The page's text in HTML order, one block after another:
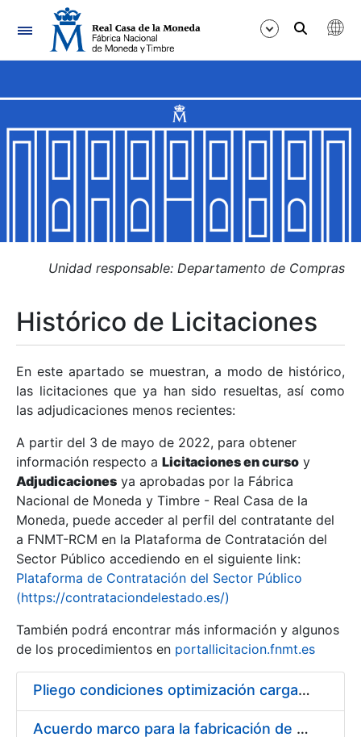
Navegación
Mostrar/Ocultar
Mostrar/Ocultar
Mostrar/Ocultar
Mostrar/Ocultar
Mostrar/Ocultar
Mostrar/Ocultar
Unidad responsable: Departamento de Compras
Histórico de Licitaciones
En este apartado se muestran, a modo de histórico,
las licitaciones que ya han sido resueltas, así como
las adjudicaciones menos recientes:
A partir del 3 de mayo de 2022, para obtener
información respecto a Licitaciones en curso y
Adjudicaciones ya aprobadas por la Fábrica
Nacional de Moneda y Timbre - Real Casa de la
Moneda, puede acceder al perfil del contratante del
a FNMT-RCM en la Plataforma de Contratación del
Sector Público accediendo en el siguiente link:
Plataforma de Contratación del Sector Público
(https://contrataciondelestado.es/)
También podrá encontrar más información y algunos
de los procedimientos en portallicitacion.fnmt.es
Pliego condiciones optimización cargas compras firmado
Acuerdo marco para la fabricación de piezas